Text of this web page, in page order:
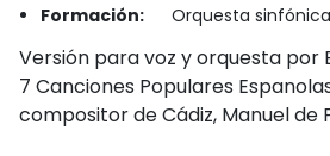
Formación:
Orquesta
Versión para voz y orquesta por
7 Canciones Populares
compositor de Cádiz, Manuel de